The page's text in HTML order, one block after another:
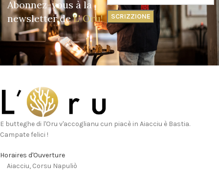
Abonnez-vous à la
newsletter deL' Oru!
E butteghe di l'Oru v'accoglianu cun piacè in Aiacciu è Bastia.
Campate felici !
Horaires d'Ouverture
Aiacciu, Corsu Napuliò